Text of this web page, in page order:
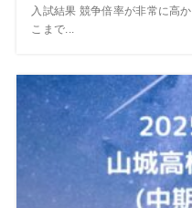
入試結果 競争倍率が非常に高
こまで...